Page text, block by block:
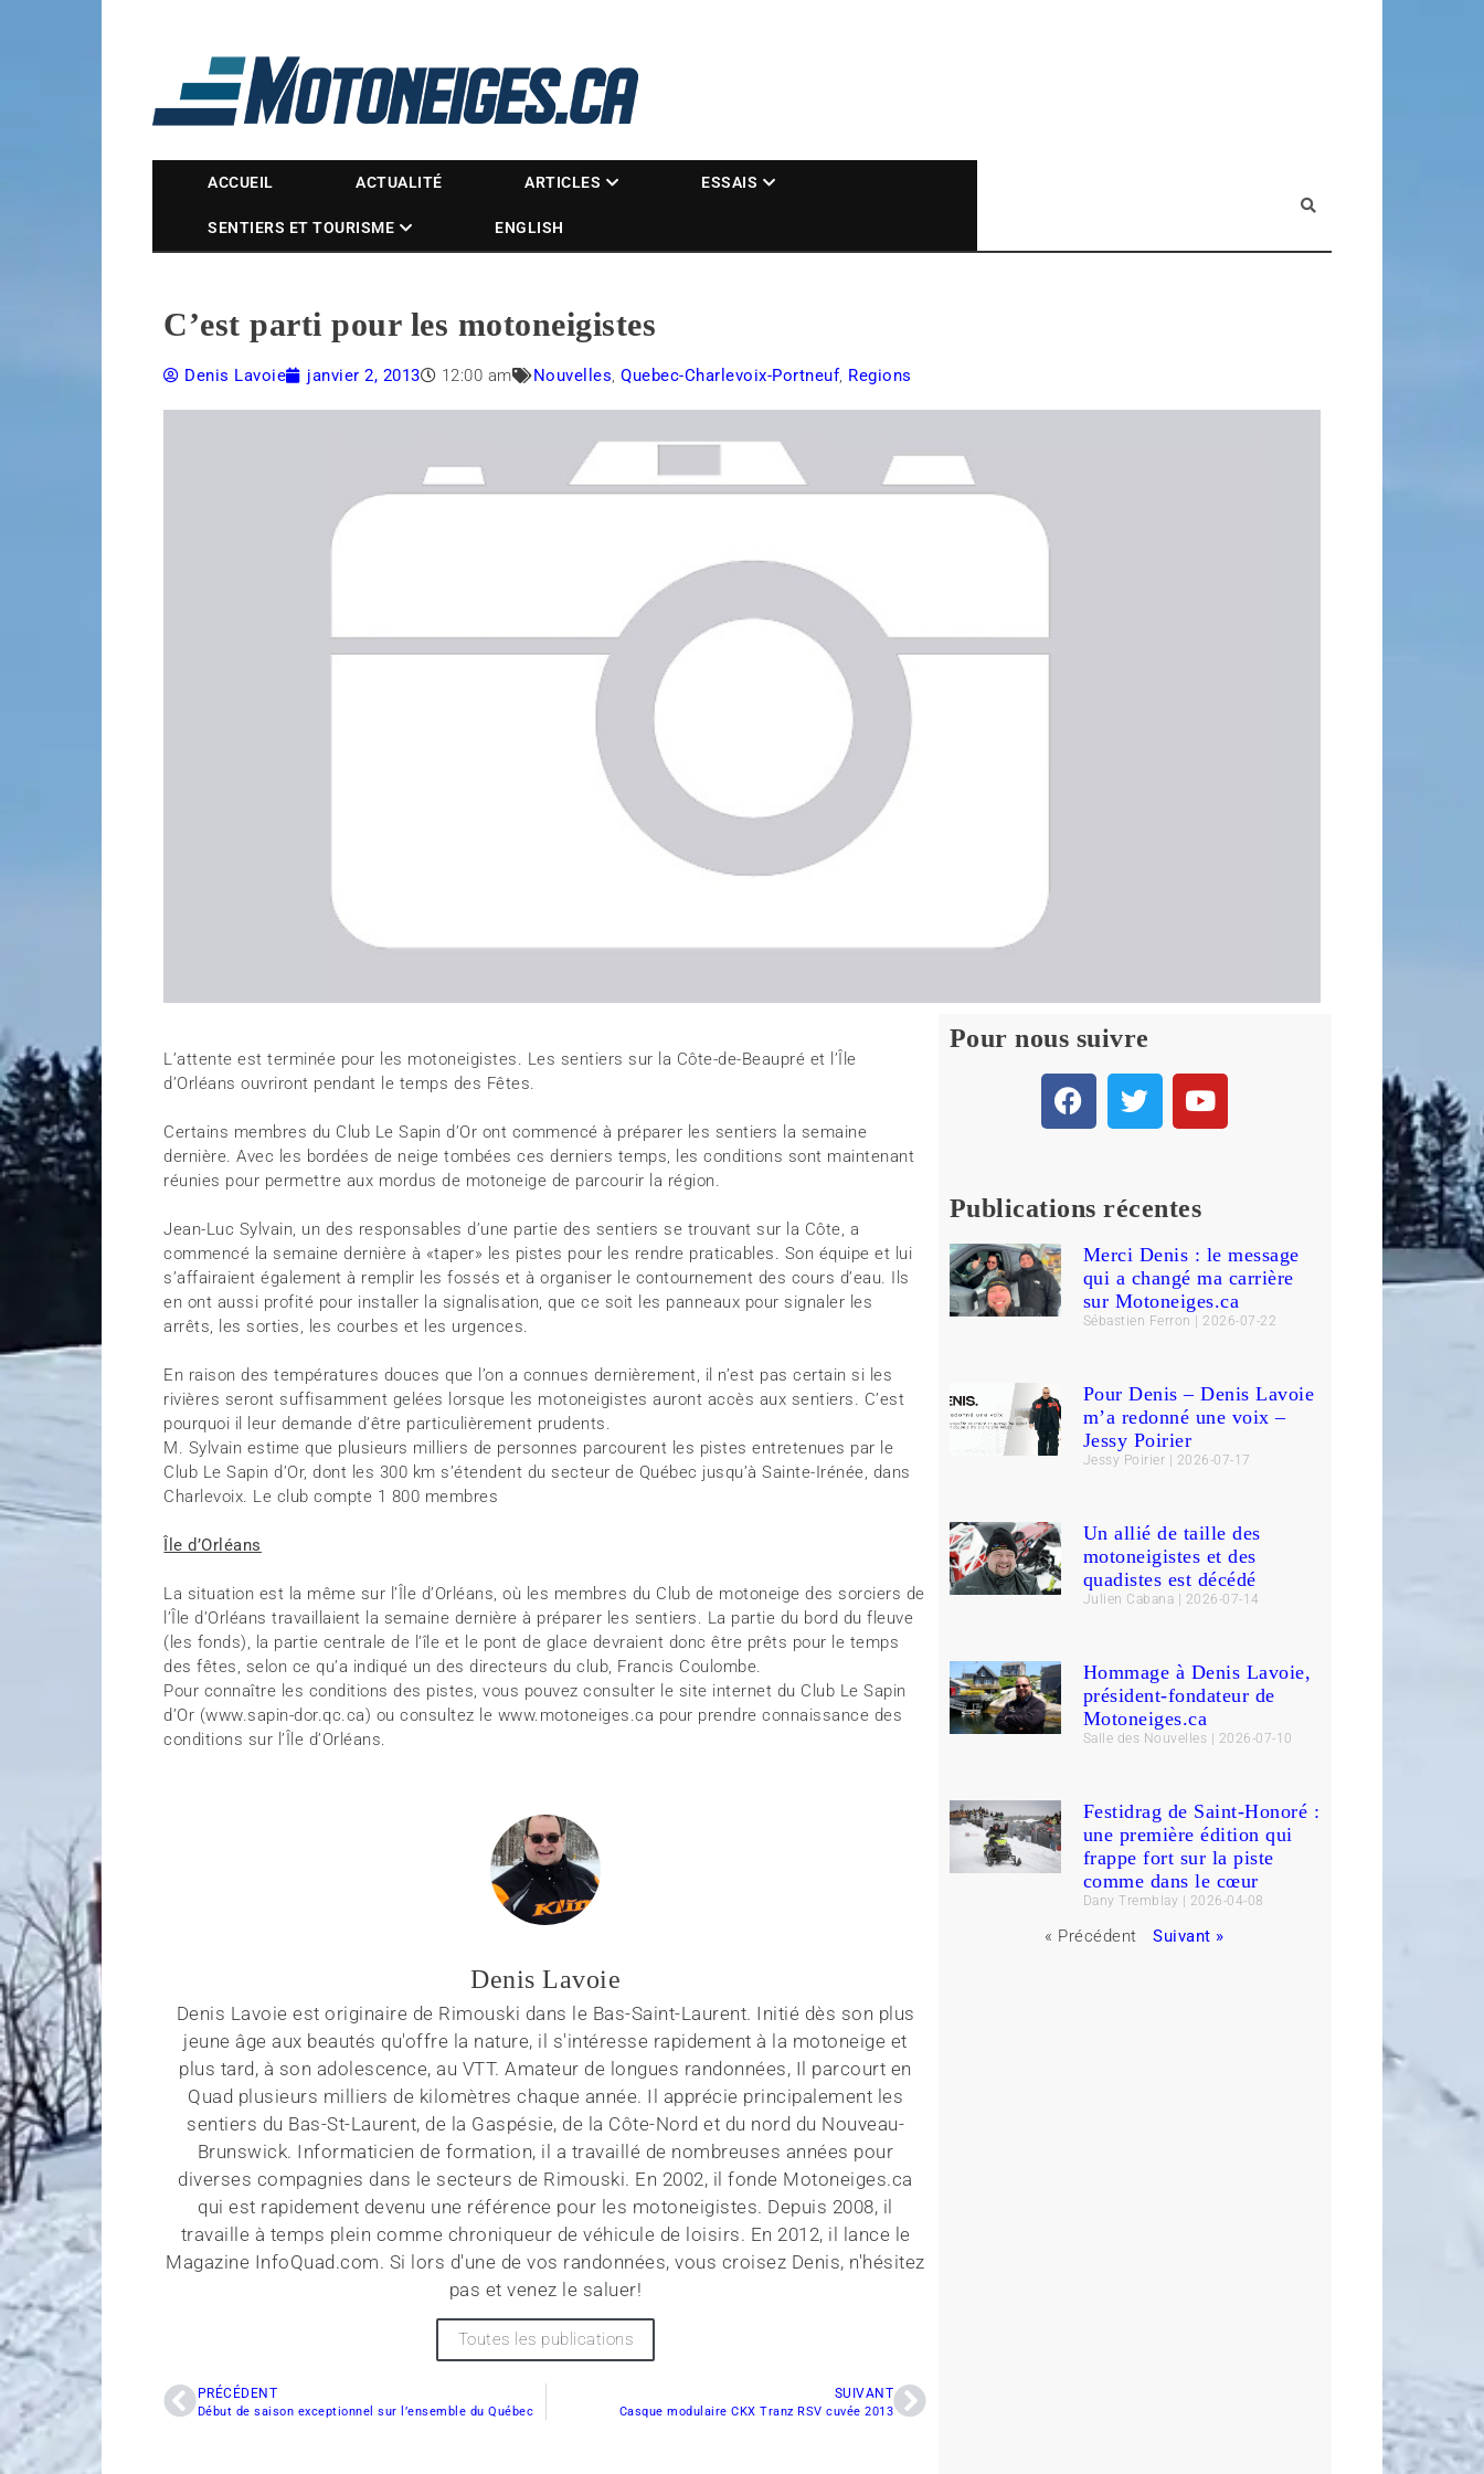
Magazine Motoneiges.ca
ACCUEIL ACTUALITÉ ARTICLES ESSAIS
SENTIERS ET TOURISME ENGLISH
C’est parti pour les motoneigistes
Denis Lavoie janvier 2, 2013 12:00 am Nouvelles,Quebec-Charlevoix-Portneuf, Regions
L’attente est terminée pour les motoneigistes. Les sentiers sur la Côte-de-Beaupré et l’Île
d’Orléans ouvriront pendant le temps des Fêtes.
Certains membres du Club Le Sapin d’Or ont commencé à préparer les sentiers la semaine
dernière. Avec les bordées de neige tombées ces derniers temps, les conditions sont maintenant
réunies pour permettre aux mordus de motoneige de parcourir la région.
Jean-Luc Sylvain, un des responsables d’une partie des sentiers se trouvant sur la Côte, a
commencé la semaine dernière à «taper» les pistes pour les rendre praticables. Son équipe et lui
s’affairaient également à remplir les fossés et à organiser le contournement des cours d’eau. Ils
en ont aussi profité pour installer la signalisation, que ce soit les panneaux pour signaler les
arrêts, les sorties, les courbes et les urgences.
En raison des températures douces que l’on a connues dernièrement, il n’est pas certain si les
rivières seront suffisamment gelées lorsque les motoneigistes auront accès aux sentiers. C’est
pourquoi il leur demande d’être particulièrement prudents.
M. Sylvain estime que plusieurs milliers de personnes parcourent les pistes entretenues par le
Club Le Sapin d’Or, dont les 300 km s’étendent du secteur de Québec jusqu’à Sainte-Irénée, dans
Charlevoix. Le club compte 1 800 membres
Île d’Orléans
La situation est la même sur l’Île d’Orléans, où les membres du Club de motoneige des sorciers de
l’Île d’Orléans travaillaient la semaine dernière à préparer les sentiers. La partie du bord du fleuve
(les fonds), la partie centrale de l’île et le pont de glace devraient donc être prêts pour le temps
des fêtes, selon ce qu’a indiqué un des directeurs du club, Francis Coulombe.
Pour connaître les conditions des pistes, vous pouvez consulter le site internet du Club Le Sapin
d’Or (www.sapin-dor.qc.ca) ou consultez le www.motoneiges.ca pour prendre connaissance des
conditions sur l’Île d’Orléans.
Denis Lavoie
Denis Lavoie est originaire de Rimouski dans le Bas-Saint-Laurent. Initié dès son plus
jeune âge aux beautés qu'offre la nature, il s'intéresse rapidement à la motoneige et
plus tard, à son adolescence, au VTT. Amateur de longues randonnées, Il parcourt en
Quad plusieurs milliers de kilomètres chaque année. Il apprécie principalement les
sentiers du Bas-St-Laurent, de la Gaspésie, de la Côte-Nord et du nord du Nouveau-
Brunswick. Informaticien de formation, il a travaillé de nombreuses années pour
diverses compagnies dans le secteurs de Rimouski. En 2002, il fonde Motoneiges.ca
qui est rapidement devenu une référence pour les motoneigistes. Depuis 2008, il
travaille à temps plein comme chroniqueur de véhicule de loisirs. En 2012, il lance le
Magazine InfoQuad.com. Si lors d'une de vos randonnées, vous croisez Denis, n'hésitez
pas et venez le saluer!
Toutes les publications
PRÉCÉDENT
Début de saison exceptionnel sur l’ensemble du Québec
SUIVANT
Casque modulaire CKX Tranz RSV cuvée 2013
Pour nous suivre
Publications récentes
Merci Denis : le message
qui a changé ma carrière
sur Motoneiges.ca
Sébastien Ferron 2026-07-22
Pour Denis – Denis Lavoie
m’a redonné une voix –
Jessy Poirier
Jessy Poirier 2026-07-17
Un allié de taille des
motoneigistes et des
quadistes est décédé
Julien Cabana 2026-07-14
Hommage à Denis Lavoie,
président-fondateur de
Motoneiges.ca
Salle des Nouvelles 2026-07-10
Festidrag de Saint-Honoré :
une première édition qui
frappe fort sur la piste
comme dans le cœur
Dany Tremblay 2026-04-08
« Précédent Suivant »